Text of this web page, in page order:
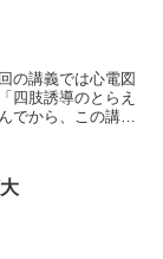
の講義では心電図
四肢誘導のとらえ
でから、この講義